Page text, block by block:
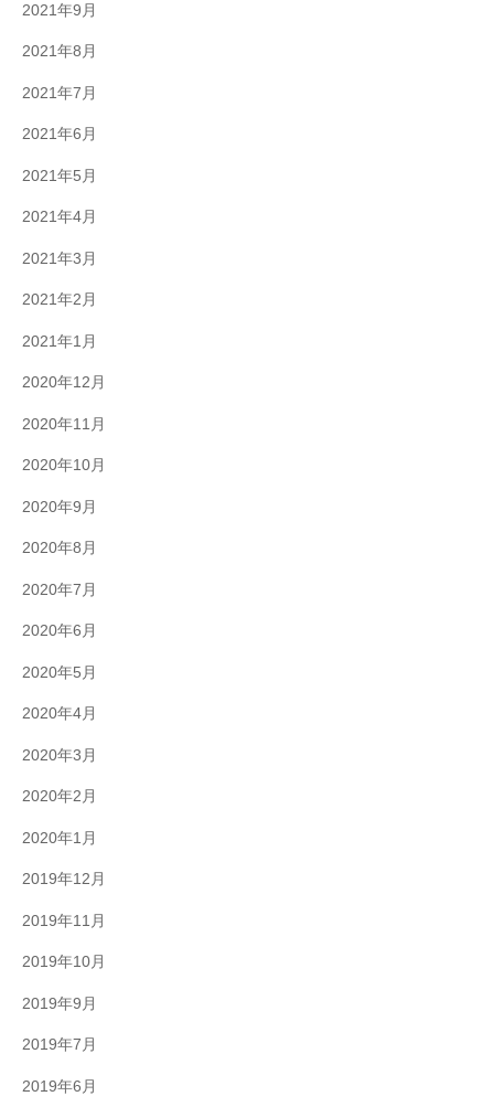
2021年9月
2021年8月
2021年7月
2021年6月
2021年5月
2021年4月
2021年3月
2021年2月
2021年1月
2020年12月
2020年11月
2020年10月
2020年9月
2020年8月
2020年7月
2020年6月
2020年5月
2020年4月
2020年3月
2020年2月
2020年1月
2019年12月
2019年11月
2019年10月
2019年9月
2019年7月
2019年6月